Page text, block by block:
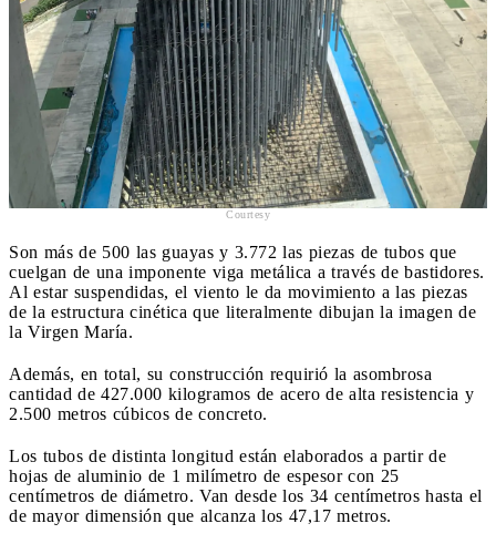
Courtesy
Son más de 500 las guayas y 3.772 las piezas de tubos que
cuelgan de una imponente viga metálica a través de bastidores.
Al estar suspendidas, el viento le da movimiento a las piezas
de la estructura cinética que literalmente dibujan la imagen de
la Virgen María.
Además, en total, su construcción requirió la asombrosa
cantidad de 427.000 kilogramos de acero de alta resistencia y
2.500 metros cúbicos de concreto.
Los tubos de distinta longitud están elaborados a partir de
hojas de aluminio de 1 milímetro de espesor con 25
centímetros de diámetro. Van desde los 34 centímetros hasta el
de mayor dimensión que alcanza los 47,17 metros.